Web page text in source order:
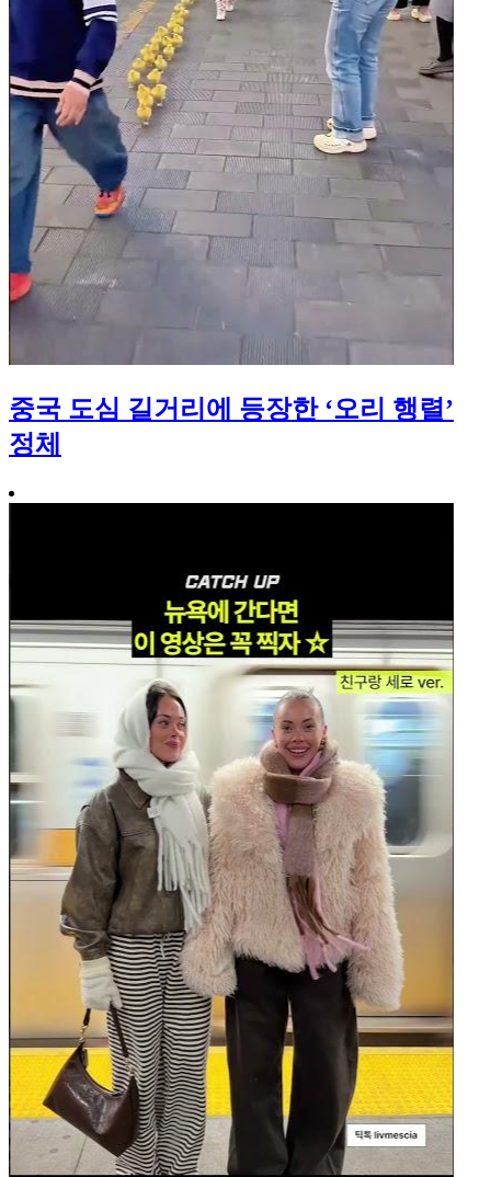
중국 도심 길거리에 등장한 ‘오리 행렬’
정체